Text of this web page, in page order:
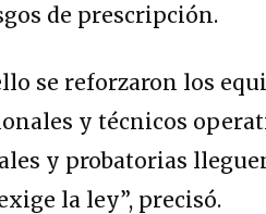
de prescripción.
se reforzaron los
y técnicos
y probatorias
la ley”, precisó.